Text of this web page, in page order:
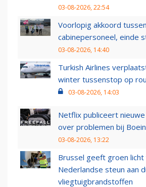
03-08-2026, 22:54
Voorlopig akkoord
cabinepersoneel, einde
03-08-2026, 14:40
Turkish Airlines
winter tussenstop op
03-08-2026, 14:03
Netflix publiceert
over problemen bij
03-08-2026, 13:22
Brussel geeft groen
Nederlandse steun aan
vliegtuigbrandstoffen